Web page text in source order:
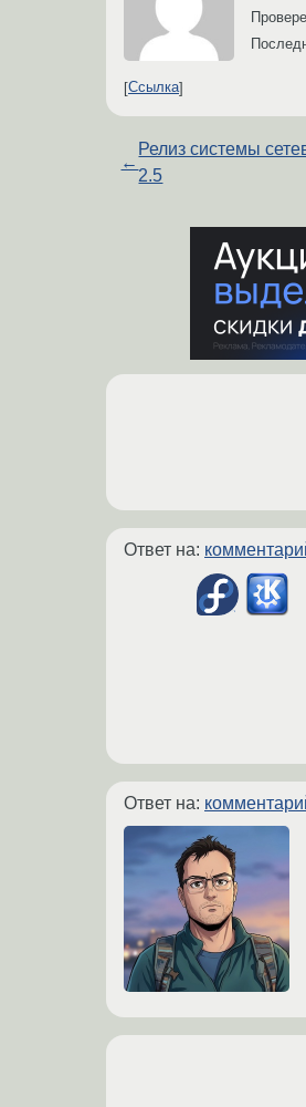
Ссылка
←
Релиз системы
2.5
Ответ на:
Ответ на: